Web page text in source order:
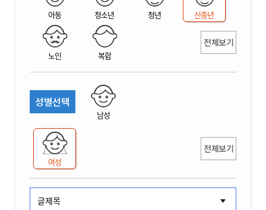
아동 청소년 청년 신중년
노인 복합
전체보기
성별선택
남성
여성
전체보기